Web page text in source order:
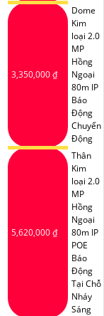
3,350,000 ₫
Dome
Kim
loại 2.0
MP
Hồng
Ngoại
80m IP
Báo
Động
Chuyển
Động
5,620,000 ₫
Thân
Kim
loại 2.0
MP
Hồng
Ngoại
80m IP
POE
Báo
Động
Tại Chỗ
Nháy
Sáng